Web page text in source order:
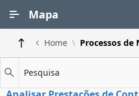
Mapa
Home Processos de
Pesquisa